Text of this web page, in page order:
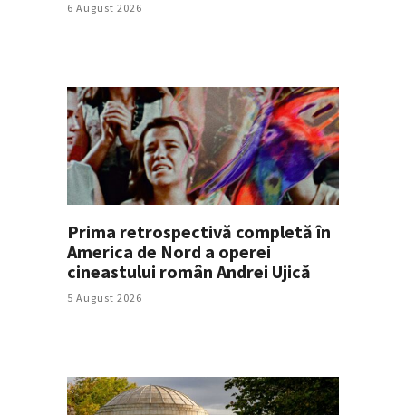
6 August 2026
Prima retrospectivă completă în
America de Nord a operei
cineastului român Andrei Ujică
5 August 2026